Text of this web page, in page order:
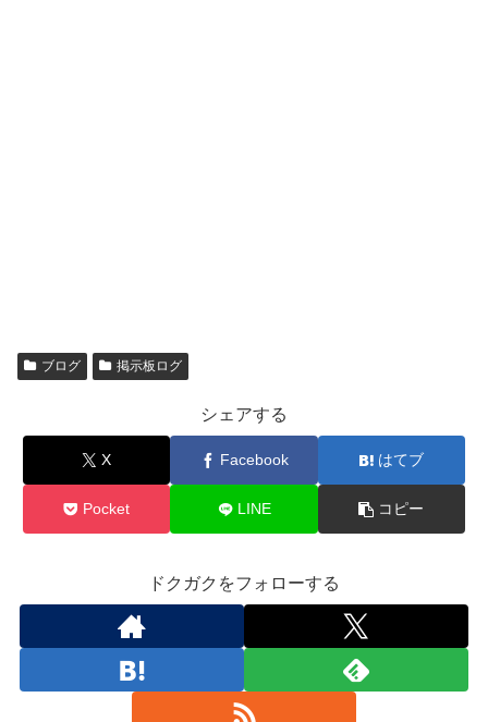
ブログ 掲示板ログ
シェアする
X Facebook はてブ
Pocket LINE コピー
ドクガクをフォローする